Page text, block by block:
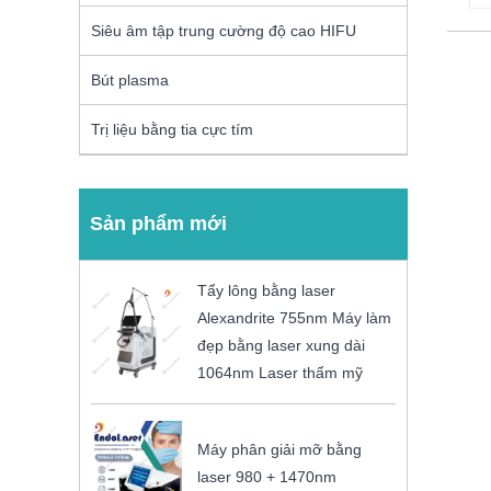
Siêu âm tập trung cường độ cao HIFU
Bút plasma
Trị liệu bằng tia cực tím
Sản phẩm mới
Tẩy lông bằng laser
Alexandrite 755nm Máy làm
đẹp bằng laser xung dài
1064nm Laser thẩm mỹ
Máy phân giải mỡ bằng
laser 980 + 1470nm